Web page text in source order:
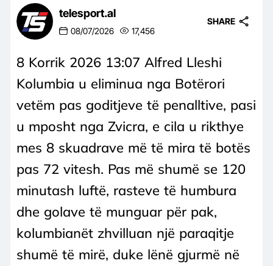
telesport.al
08/07/2026 17,456
SHARE
8 Korrik 2026 13:07 Alfred Lleshi
Kolumbia u eliminua nga Botërori
vetëm pas goditjeve të penalltive, pasi
u mposht nga Zvicra, e cila u rikthye
mes 8 skuadrave më të mira të botës
pas 72 vitesh. Pas më shumë se 120
minutash luftë, rasteve të humbura
dhe golave të munguar për pak,
kolumbianët zhvilluan një paraqitje
shumë të mirë, duke lënë gjurmë në